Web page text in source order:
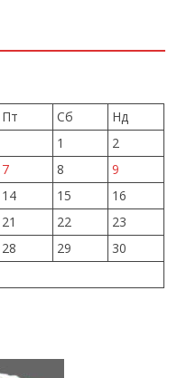
Пт Сб
Нд
1
2
7 8
9
14 15
16
21 22
23
28 29
30